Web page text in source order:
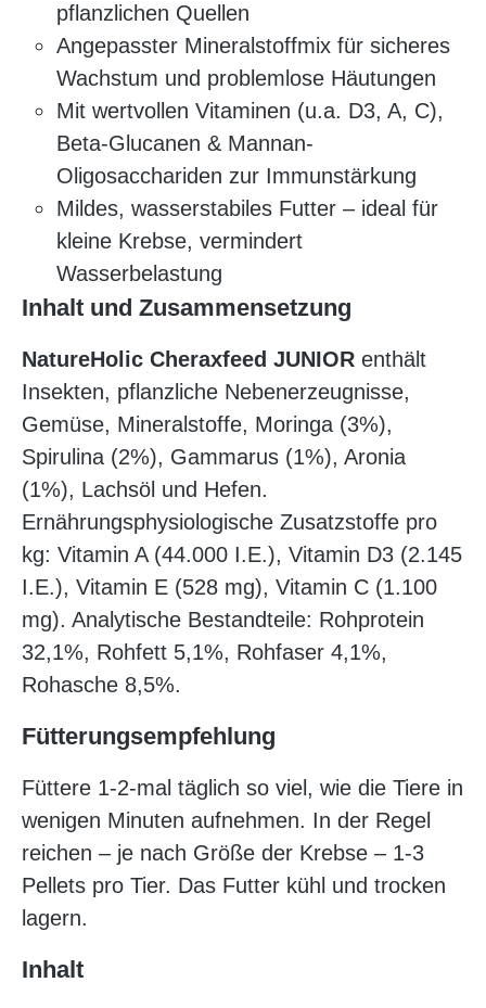
pflanzlichen Quellen
Angepasster Mineralstoffmix für sicheres
Wachstum und problemlose Häutungen
Mit wertvollen Vitaminen (u.a. D3, A, C),
Beta-Glucanen & Mannan-
Oligosacchariden zur Immunstärkung
Mildes, wasserstabiles Futter – ideal für
kleine Krebse, vermindert
Wasserbelastung
Inhalt und Zusammensetzung
NatureHolic Cheraxfeed JUNIOR enthält
Insekten, pflanzliche Nebenerzeugnisse,
Gemüse, Mineralstoffe, Moringa (3%),
Spirulina (2%), Gammarus (1%), Aronia
(1%), Lachsöl und Hefen.
Ernährungsphysiologische Zusatzstoffe pro
kg: Vitamin A (44.000 I.E.), Vitamin D3 (2.145
I.E.), Vitamin E (528 mg), Vitamin C (1.100
mg). Analytische Bestandteile: Rohprotein
32,1%, Rohfett 5,1%, Rohfaser 4,1%,
Rohasche 8,5%.
Fütterungsempfehlung
Füttere 1-2-mal täglich so viel, wie die Tiere in
wenigen Minuten aufnehmen. In der Regel
reichen – je nach Größe der Krebse – 1-3
Pellets pro Tier. Das Futter kühl und trocken
lagern.
Inhalt